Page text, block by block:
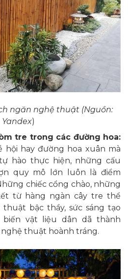
ngăn nghệ thuật (Nguồn:
Yandex)
tre trong các đường hoa:
hội hay đường hoa xuân mà
tự hào thực hiện, những cấu
quy mô lớn luôn là điểm
chiếc cổng chào, những
từ hàng ngàn cây tre thể
bậc thầy, sức sáng tạo
biến vật liệu dân dã thành
thuật hoành tráng.